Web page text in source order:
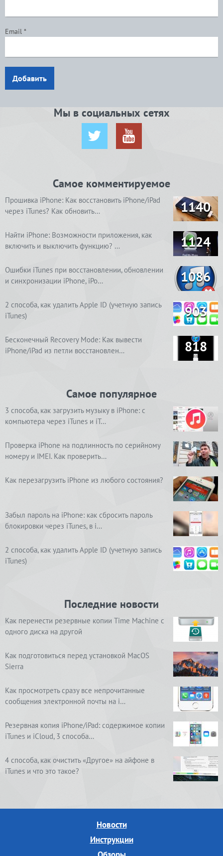
Email *
Добавить
Мы в социальных сетях
Самое комментируемое
Прошивка iPhone: Как восстановить iPhone/iPad
через iTunes? Как обновить…
1140
Найти iPhone: Возможности приложения, как
включить и выключить функцию? …
1124
Ошибки iTunes при восстановлении, обновлении
и синхронизации iPhone, iPo…
1086
2 способа, как удалить Apple ID (учетную запись
iTunes)
903
Бесконечный Recovery Mode: Как вывести
iPhone/iPad из петли восстановлен…
818
Самое популярное
3 способа, как загрузить музыку в iPhone: с
компьютера через iTunes и iT…
Проверка iPhone на подлинность по серийному
номеру и IMEI. Как проверить…
Как перезагрузить iPhone из любого состояния?
Забыл пароль на iPhone: как сбросить пароль
блокировки через iTunes, в i…
2 способа, как удалить Apple ID (учетную запись
iTunes)
Последние новости
Как перенести резервные копии Time Machine с
одного диска на другой
Как подготовиться перед установкой MacOS
Sierra
Как просмотреть сразу все непрочитанные
сообщения электронной почты на i…
Резервная копия iPhone/iPad: содержимое копии
iTunes и iCloud, 3 способа…
4 способа, как очистить «Другое» на айфоне в
iTunes и что это такое?
Новости
Инструкции